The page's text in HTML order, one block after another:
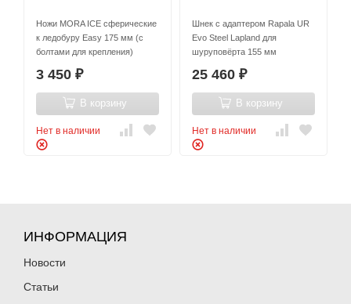
Ножи MORA ICE сферические
к ледобуру Easy 175 мм (с
болтами для крепления)
3 450 ₽
В корзину
Нет в наличии
Шнек с адаптером Rapala UR
Evo Steel Lapland для
шуруповёрта 155 мм
25 460 ₽
В корзину
Нет в наличии
ИНФОРМАЦИЯ
Новости
Статьи